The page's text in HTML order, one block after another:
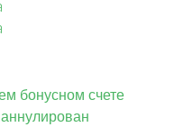
бонусном счете